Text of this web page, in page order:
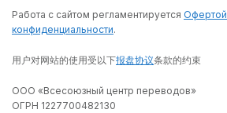
Работа с сайтом регламентируется Офертой
конфиденциальности.
用户对网站的使用受以下报盘协议条款的约束
ООО «Всесоюзный центр переводов»
ОГРН 1227700482130